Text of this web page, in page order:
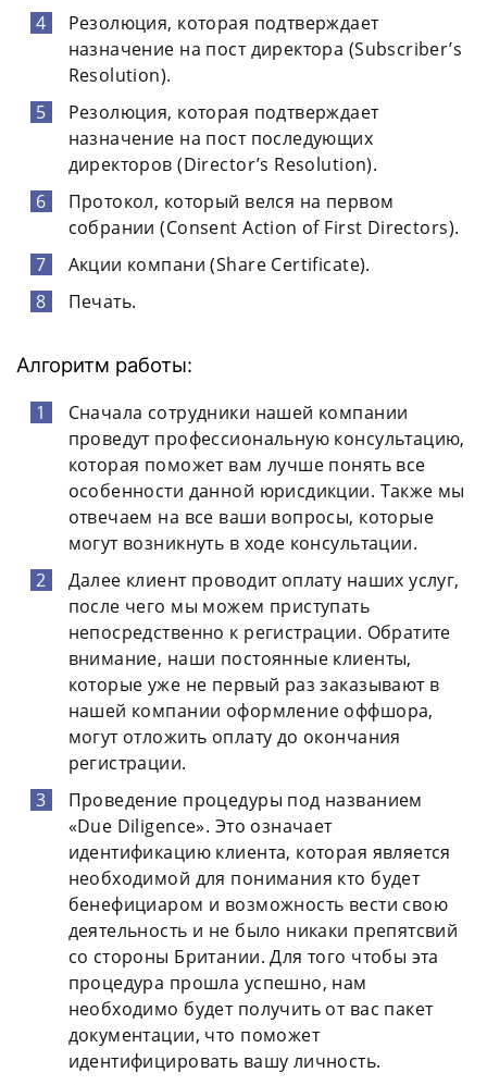
Резолюция, которая подтверждает
назначение на пост директора (Subscriber’s
Resolution).
Резолюция, которая подтверждает
назначение на пост последующих
директоров (Director’s Resolution).
Протокол, который велся на первом
собрании (Consent Action of First Directors).
Акции компани (Share Certificate).
Печать.
Алгоритм работы:
Сначала сотрудники нашей компании
проведут профессиональную консультацию,
которая поможет вам лучше понять все
особенности данной юрисдикции. Также мы
отвечаем на все ваши вопросы, которые
могут возникнуть в ходе консультации.
Далее клиент проводит оплату наших услуг,
после чего мы можем приступать
непосредственно к регистрации. Обратите
внимание, наши постоянные клиенты,
которые уже не первый раз заказывают в
нашей компании оформление оффшора,
могут отложить оплату до окончания
регистрации.
Проведение процедуры под названием
«Due Diligence». Это означает
идентификацию клиента, которая является
необходимой для понимания кто будет
бенефициаром и возможность вести свою
деятельность и не было никаки препятсвий
со стороны Британии. Для того чтобы эта
процедура прошла успешно, нам
необходимо будет получить от вас пакет
документации, что поможет
идентифицировать вашу личность.